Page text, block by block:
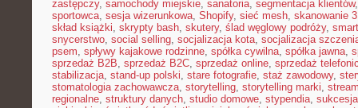
zastępczy, samochody miejskie, sanatoria, segmentacja klientów
sportowca, sesja wizerunkowa, Shopify, sieć mesh, skanowanie
skład książki, skrypty bash, skutery, ślad węglowy podróży,
snycerstwo, social selling, socjalizacja kota, socjalizacja
psem, spływy kajakowe rodzinne, spółka cywilna, spółka jawna,
sprzedaż B2B, sprzedaż B2C, sprzedaż online, sprzedaż
stabilizacja, stand-up polski, stare fotografie, staż zawodowy,
stomatologia zachowawcza, storytelling, storytelling marki,
regionalne, struktury danych, studio domowe, stypendia,